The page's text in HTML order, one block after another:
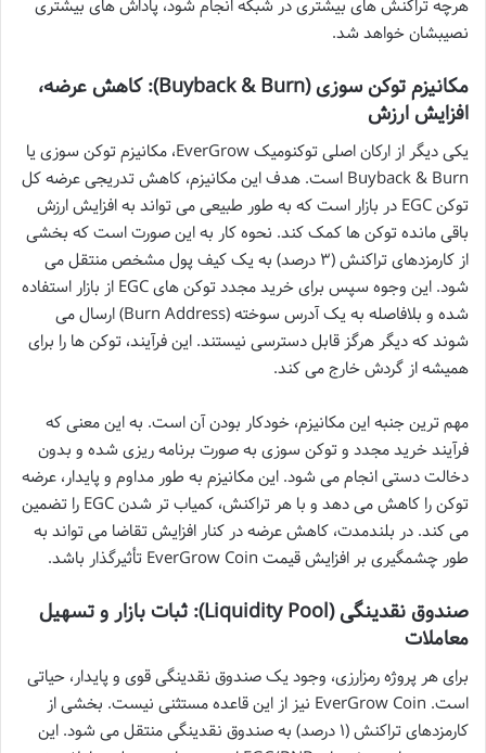
هرچه تراکنش های بیشتری در شبکه انجام شود، پاداش های بیشتری
نصیبشان خواهد شد.
مکانیزم توکن سوزی (Buyback & Burn): کاهش عرضه،
افزایش ارزش
یکی دیگر از ارکان اصلی توکنومیک EverGrow، مکانیزم توکن سوزی یا
Buyback & Burn است. هدف این مکانیزم، کاهش تدریجی عرضه کل
توکن EGC در بازار است که به طور طبیعی می تواند به افزایش ارزش
باقی مانده توکن ها کمک کند. نحوه کار به این صورت است که بخشی
از کارمزدهای تراکنش (۳ درصد) به یک کیف پول مشخص منتقل می
شود. این وجوه سپس برای خرید مجدد توکن های EGC از بازار استفاده
شده و بلافاصله به یک آدرس سوخته (Burn Address) ارسال می
شوند که دیگر هرگز قابل دسترسی نیستند. این فرآیند، توکن ها را برای
همیشه از گردش خارج می کند.
مهم ترین جنبه این مکانیزم، خودکار بودن آن است. به این معنی که
فرآیند خرید مجدد و توکن سوزی به صورت برنامه ریزی شده و بدون
دخالت دستی انجام می شود. این مکانیزم به طور مداوم و پایدار، عرضه
توکن را کاهش می دهد و با هر تراکنش، کمیاب تر شدن EGC را تضمین
می کند. در بلندمدت، کاهش عرضه در کنار افزایش تقاضا می تواند به
طور چشمگیری بر افزایش قیمت EverGrow Coin تأثیرگذار باشد.
صندوق نقدینگی (Liquidity Pool): ثبات بازار و تسهیل
معاملات
برای هر پروژه رمزارزی، وجود یک صندوق نقدینگی قوی و پایدار، حیاتی
است. EverGrow Coin نیز از این قاعده مستثنی نیست. بخشی از
کارمزدهای تراکنش (۱ درصد) به صندوق نقدینگی منتقل می شود. این